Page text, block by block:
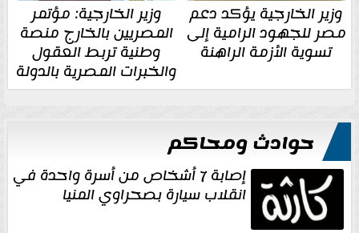
وزير الخارجية يؤكد دعم
مصر للجهود الرامية إلى
تسوية الأزمة الراهنة
وزير الخارجية: مؤتمر
المصريين بالخارج منصة
وطنية تربط العقول
والخبرات المصرية بالدولة
حوادث ومحاكم
إصابة 7 أشخاص من أسرة واحدة في
انقلاب سيارة بصحراوي المنيا